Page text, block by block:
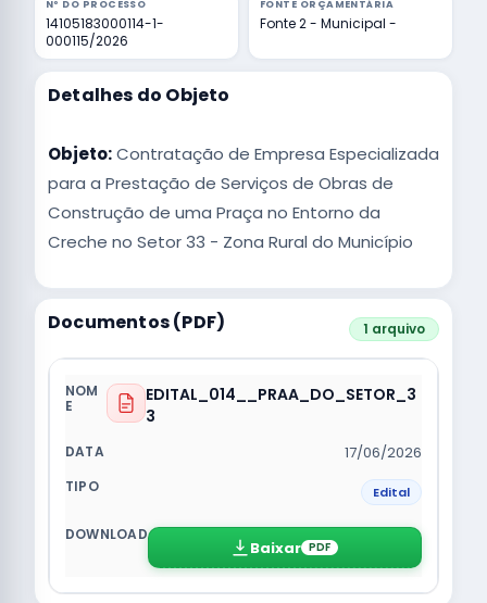
Nº DO PROCESSO
14105183000114-1-
000115/2026
FONTE ORÇAMENTÁRIA
Fonte 2 - Municipal -
Detalhes do Objeto
Objeto:Contratação de Empresa Especializada
para a Prestação de Serviços de Obras de
Construção de uma Praça no Entorno da
Creche no Setor 33 - Zona Rural do Município
Documentos (PDF) 1 arquivo
EDITAL_014__PRAA_DO_SETOR_3
3
17/06/2026
Edital
Baixar PDF